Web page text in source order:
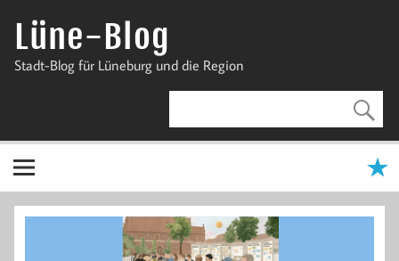
InhaltLüne-Blog
Stadt-Blog für Lüneburg und die Region